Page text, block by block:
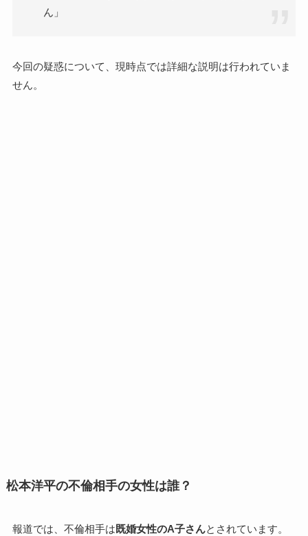
ん」
今回の疑惑について、現時点では詳細な説明は行われていま
せん。
松本洋平の不倫相手の女性は誰？
報道では、不倫相手は既婚女性のA子さんとされています。